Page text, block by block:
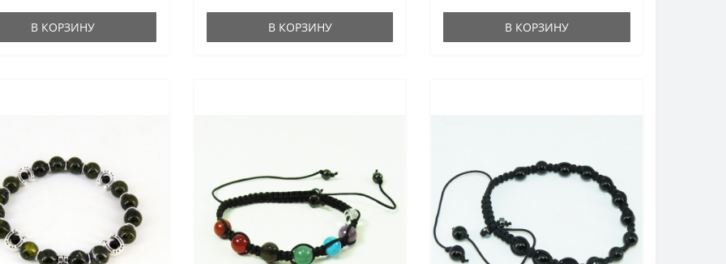
В КОРЗИНУ В КОРЗИНУ В КОРЗИНУ